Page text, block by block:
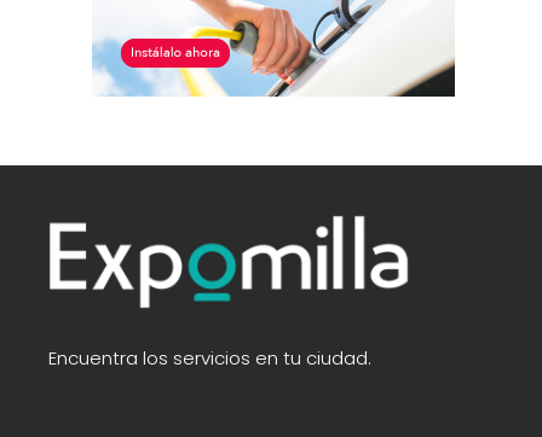
Encuentra los servicios en tu ciudad.